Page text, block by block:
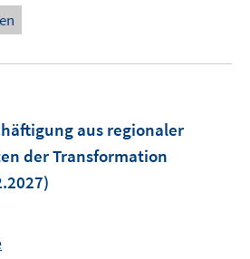
aus regionaler
der Transformation